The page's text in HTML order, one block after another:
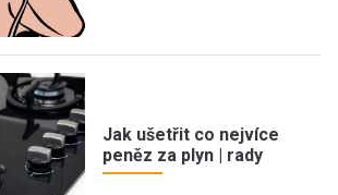
Jak ušetřit co nejvíce
peněz za plyn | rady